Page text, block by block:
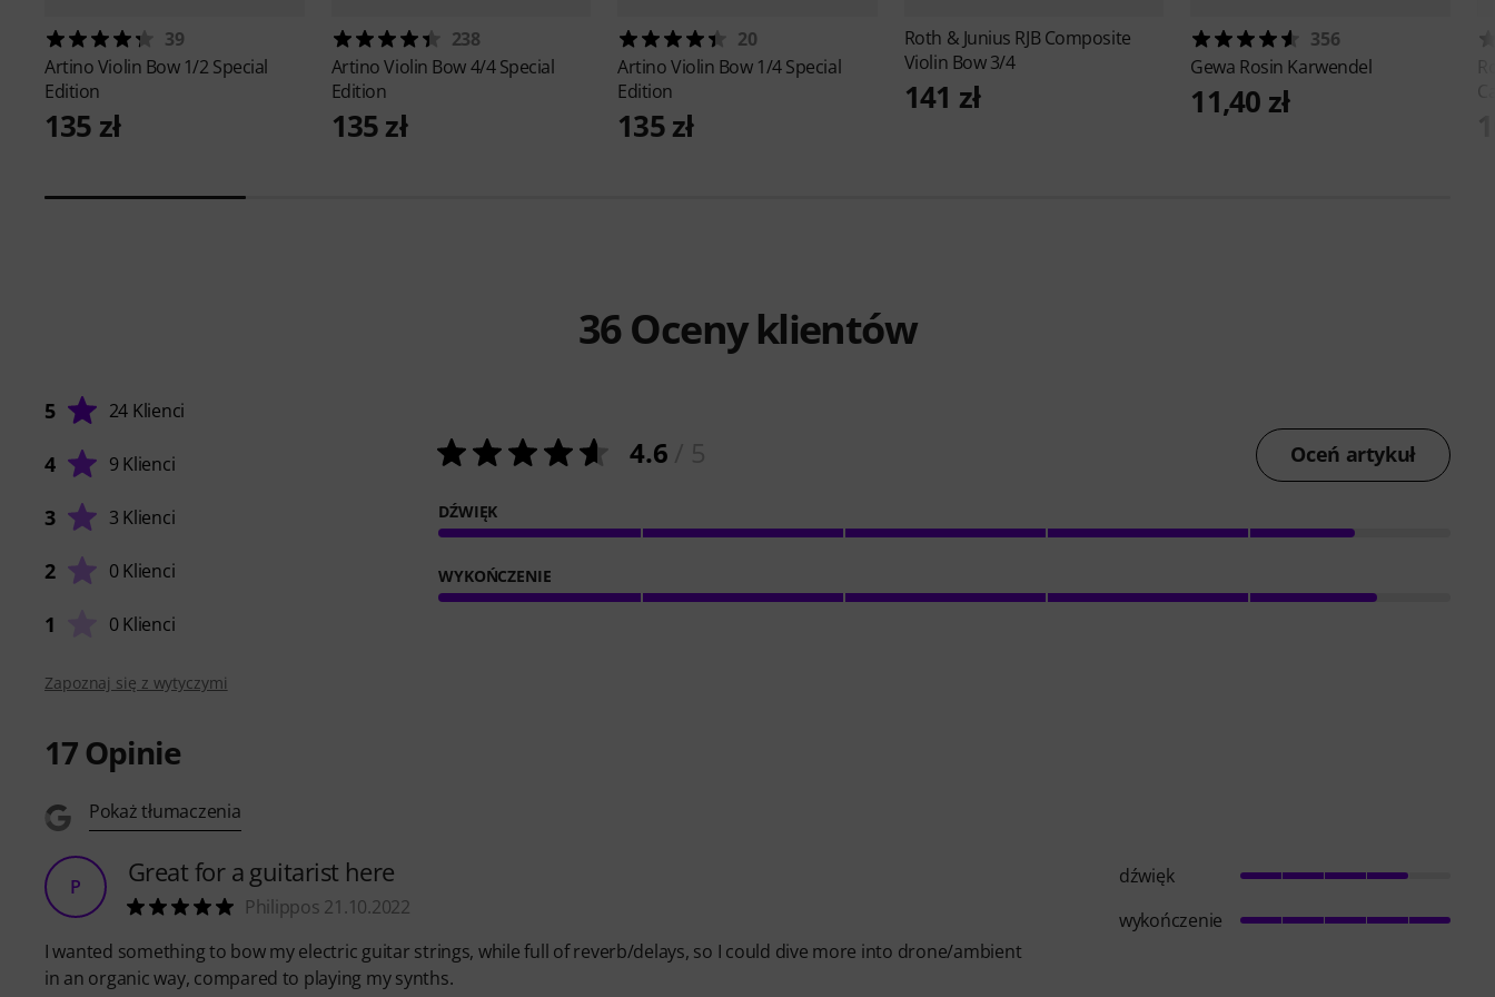
39
ArtinoViolin Bow 1/2 Special
Edition
135 zł
238
ArtinoViolin Bow 4/4 Special
Edition
135 zł
20
ArtinoViolin Bow 1/4 Special
Edition
135 zł
Roth & Junius RJB Composite
Violin Bow 3/4
141 zł
356
Gewa Rosin Karwendel
11,40 zł
36Oceny klientów
5 24 Klienci
4 9 Klienci
3 3 Klienci
2 0 Klienci
1 0 Klienci
4.6 Oceń artykuł
DŹWIĘK
WYKOŃCZENIE
Zapoznaj się z wytyczymi
17Opinie
Pokaż tłumaczenia
P Great for a guitarist here
Philippos 21.10.2022
I wanted something to bow my electric guitar strings, while full of reverb/delays, so I could dive more into drone/ambient
in an organic way, compared to playing my synths.
dźwięk
wykończenie